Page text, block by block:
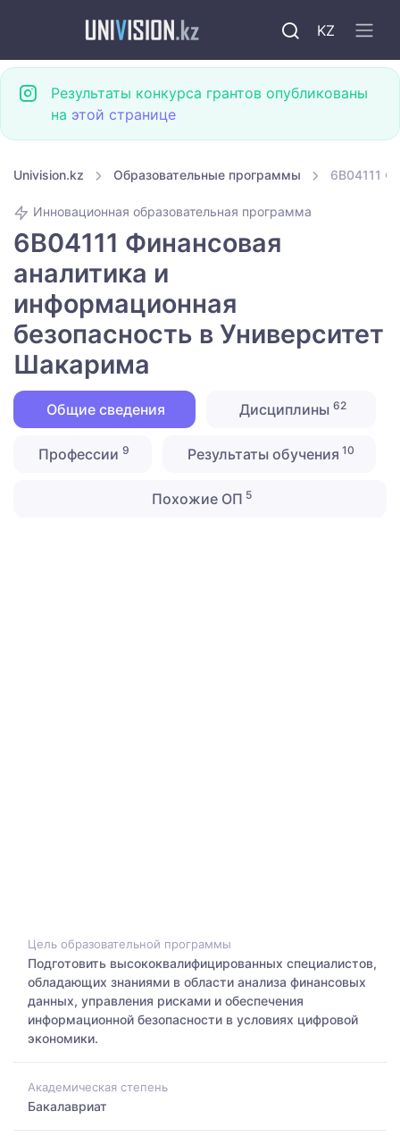
KZ
Результаты конкурса грантов опубликованы
на этой странице
Univision.kz Образовательные программы 6B04111
Инновационная образовательная программа
6B04111 Финансовая
аналитика и
информационная
безопасность в Университет
Шакарима
Общие сведения Дисциплины 62
Профессии9 Результаты обучения 10
Похожие ОП 5
Цель образовательной программы
Подготовить высококвалифицированных специалистов,
обладающих знаниями в области анализа финансовых
данных, управления рисками и обеспечения
информационной безопасности в условиях цифровой
экономики.
Академическая степень
Бакалавриат